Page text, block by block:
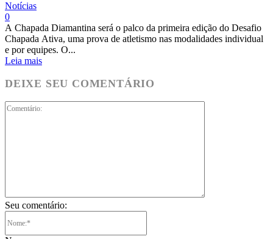
Notícias
0
A Chapada Diamantina será o palco da primeira edição do Desafio
Chapada Ativa, uma prova de atletismo nas modalidades individual
e por equipes. O...
Leia mais
DEIXE SEU COMENTÁRIO
Seu comentário: